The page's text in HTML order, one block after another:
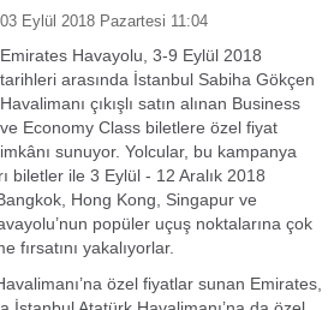
03 Eylül 2018 Pazartesi 11:04
Emirates Havayolu, 3-9 Eylül 2018
tarihleri arasında İstanbul Sabiha Gökçen
Havalimanı çıkışlı satın alınan Business
ve Economy Class biletlere özel fiyat
imkânı sunuyor. Yolcular, bu kampanya
biletler ile 3 Eylül - 12 Aralık 2018
Hong Kong, Singapur ve
popüler uçuş noktalarına çok
fırsatını yakalıyorlar.
özel fiyatlar sunan Emirates,